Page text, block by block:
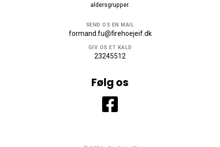
aldersgrupper.
SEND OS EN MAIL
formand.fu@firehoejeif.dk
GIV OS ET KALD
23245512
Følg os